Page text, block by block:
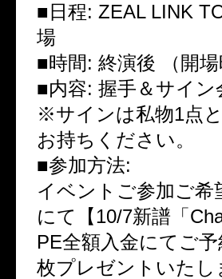
■日程: ZEAL LINK
場
■時間: 終演後 （開
■内容: 握手＆サイン
※サインは私物1点
お持ちください。
■参加方法:
イベントご参加ご希
にて【10/7新譜「
PE全額入金にてご
枚プレゼントいたし